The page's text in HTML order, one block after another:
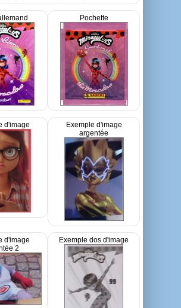
Pochette
d'image
Exemple d'image
argentée
d'image
2
Exemple dos d'image